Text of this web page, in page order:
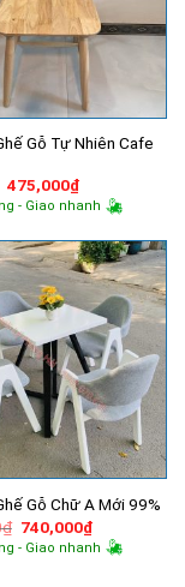
Gỗ Tự Nhiên Cafe
Giá
gốc
là:
475,000₫Giá
hiện
tại
475,000₫.
- Giao nhanh
Gỗ Chữ A Mới 99%
₫ Giá
gốc
là:
740,000₫Giá
hiện
tại
- Giao nhanh